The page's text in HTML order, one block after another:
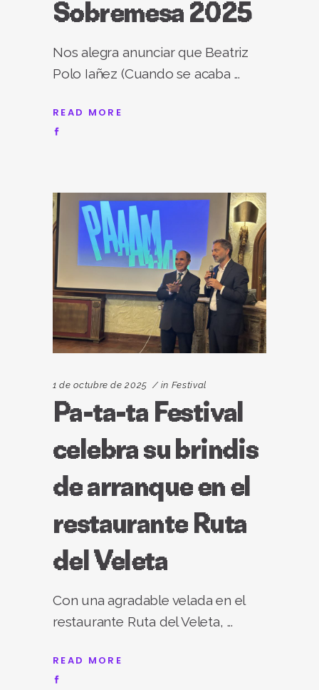
Sobremesa 2025
Nos alegra anunciar que Beatriz
Polo Iañez (Cuando se acaba
READ MORE
1 de octubre de 2025 in Festival
Pa-ta-ta Festival
celebra su brindis
de arranque en el
restaurante Ruta
del Veleta
Con una agradable velada en el
restaurante Ruta del Veleta,
READ MORE